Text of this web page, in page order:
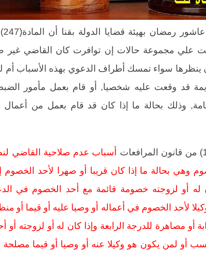
يري
نصت علي مجموعة حالات إن توافرت كان القاضي غير
ينظرها سواء تمسك أطراف الدعوي بهذه الأسباب أم
قد وقعت عليه شخصيا, أو قام بعمل مأمور
العامة, وذلك بحالة ما إذا كان قد قام بعمل من أعمال
أسباب عدم صلاحية القاضي
وهي بحالة ما إذا كان قريبا أو صهرا لأحد الخصوم
له أو لزوجته خصومة قائمة مع أحد الخصوم في
لأحد الخصوم في أعماله أو وصيا عليه أو قيما أو
أو مصاهرة للدرجة الرابعة وإذا كان له أو لزوجته أو
أو لمن يكون هو وكيلا عنه أو وصيا أو قيما